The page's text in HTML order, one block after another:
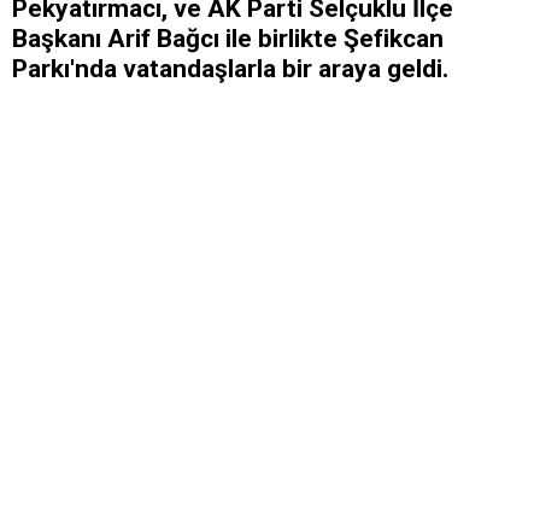
Pekyatırmacı, ve AK Parti Selçuklu İlçe
Başkanı Arif Bağcı ile birlikte Şefikcan
Parkı'nda vatandaşlarla bir araya geldi.